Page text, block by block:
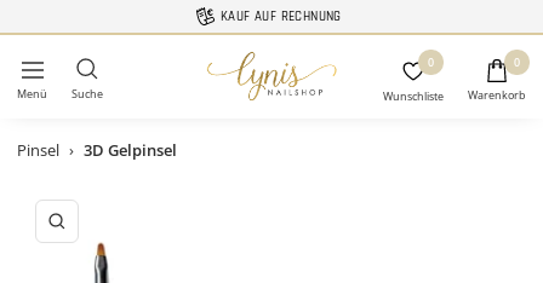
zum
Inhalt
KAUF AUF RECHNUNG
Navigation
Lynis-
Nailshop
0 0
Pinsel › 3D Gelpinsel
Zoom